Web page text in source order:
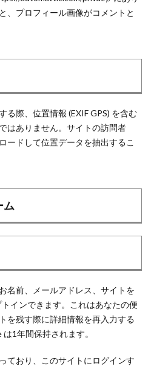
、プロフィール画像がコメントと
る際、位置情報 (EXIF GPS) を含む
はありません。サイトの訪問者
ードして位置データを抽出するこ
ム
名前、メールアドレス、サイトを
インできます。これはあなたの便
を残す際に詳細情報を再入力する
1年間保持されます。
ており、このサイトにログインす